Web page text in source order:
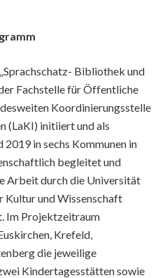
Bibliothek und
Fachstelle für Öffentliche
Koordinierungsstelle
(LaKI) initiiert und als
in sechs Kommunen in
begleitet und
Arbeit durch die Universität
Kultur und Wissenschaft
Im Projektzeitraum
Krefeld,
die jeweilige
Kindertagesstätten sowie